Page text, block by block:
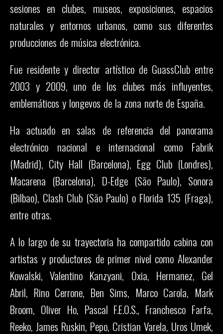
sesiones en clubes, museos, exposiciones, espacios
naturales y entornos urbanos, como sus diferentes
producciones de música electrónica.
Fue residente y director artístico de GuassClub entre
2003 y 2009, uno de los clubes más influyentes,
emblemáticos y longevos de la zona norte de España.
Ha actuado en salas de referencia del panorama
electrónico nacional e internacional como Fabrik
(Madrid), City Hall (Barcelona), Egg Club (Londres),
Macarena (Barcelona), D-Edge (São Paulo), Sonora
(Bilbao), Clash Club (São Paulo) o Florida 135 (Fraga),
entre otras.
A lo largo de su trayectoria ha compartido cabina con
artistas y productores de primer nivel como Alexander
Kowalski, Valentino Kanzyani, Oxia, Hermanez, Gel
Abril, Rino Cerrone, Ben Sims, Marco Carola, Mark
Broom, Oliver Ho, Pascal F.E.O.S., Franchesco Farfa,
Reeko, James Ruskin, Pepo, Cristian Varela, Uros Umek,